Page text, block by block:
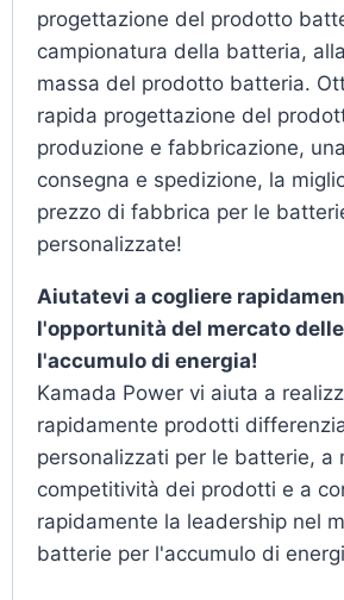
progettazione del prodotto
campionatura della batteria,
massa del prodotto batteria.
rapida progettazione del
produzione e fabbricazione,
consegna e spedizione, la
prezzo di fabbrica per le
personalizzate!
Aiutatevi a cogliere
l'opportunità del mercato
l'accumulo di energia!
Kamada Power vi aiuta a
rapidamente prodotti
personalizzati per le batterie, a
competitività dei prodotti e a
rapidamente la leadership nel
batterie per l'accumulo di